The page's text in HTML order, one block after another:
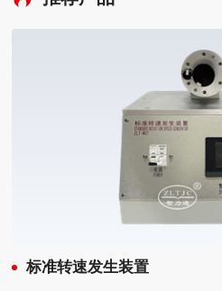
标准转速发生装置